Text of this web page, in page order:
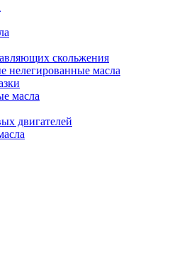
скольжения
нелегированные масла
масла
двигателей